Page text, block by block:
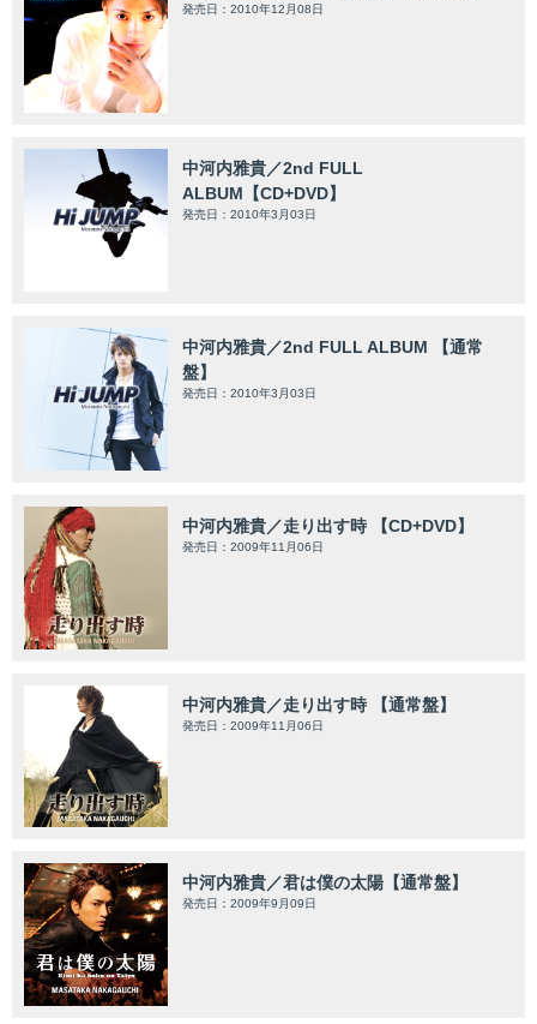
発売日：2010年12月08日
中河内雅貴／2nd FULL
ALBUM【CD+DVD】
発売日：2010年3月03日
中河内雅貴／2nd FULL ALBUM 【通常
盤】
発売日：2010年3月03日
中河内雅貴／走り出す時 【CD+DVD】
発売日：2009年11月06日
中河内雅貴／走り出す時 【通常盤】
発売日：2009年11月06日
中河内雅貴／君は僕の太陽【通常盤】
発売日：2009年9月09日